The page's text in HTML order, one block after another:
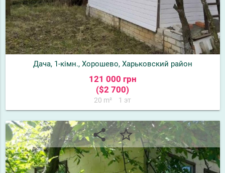
Дача, 1-кімн., Хорошево, Харьковский район
121 000 грн
($2 700)
20 m² 1 эт
share star_border